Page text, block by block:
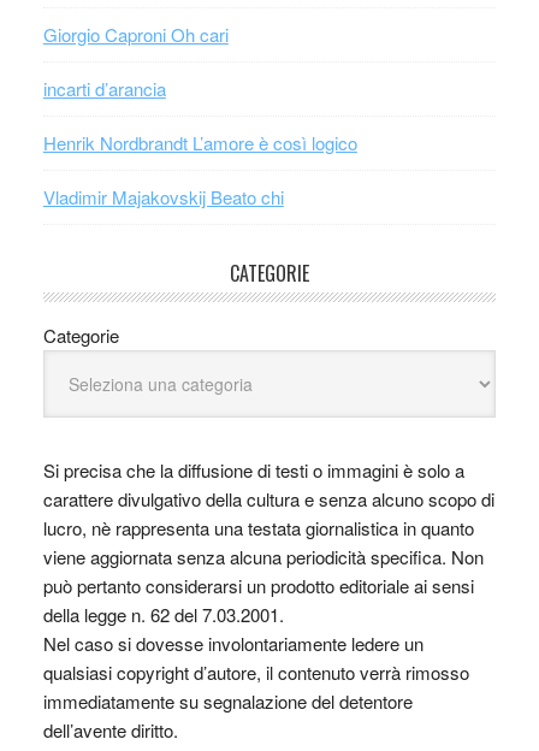
Giorgio Caproni Oh cari
incarti d’arancia
Henrik Nordbrandt L’amore è così logico
Vladimir Majakovskij Beato chi
CATEGORIE
Categorie
Si precisa che la diffusione di testi o immagini è solo a
carattere divulgativo della cultura e senza alcuno scopo di
lucro, nè rappresenta una testata giornalistica in quanto
viene aggiornata senza alcuna periodicità specifica. Non
può pertanto considerarsi un prodotto editoriale ai sensi
della legge n. 62 del 7.03.2001.
Nel caso si dovesse involontariamente ledere un
qualsiasi copyright d’autore, il contenuto verrà rimosso
immediatamente su segnalazione del detentore
dell’avente diritto.